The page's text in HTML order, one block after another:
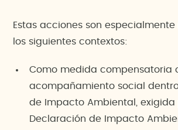
Estas acciones son
los siguientes contextos:
Como medida compensatoria
acompañamiento social
de Impacto Ambiental, exigida
Declaración de Impacto